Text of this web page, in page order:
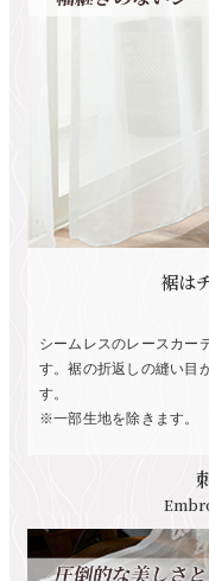
裾は
シームレスのレースカー
す。裾の折返しの縫い目
す。
※一部生地を除きます。